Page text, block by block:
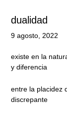
dualidad
9 agosto, 2022
existe en la
y diferencia
entre la placidez
discrepante